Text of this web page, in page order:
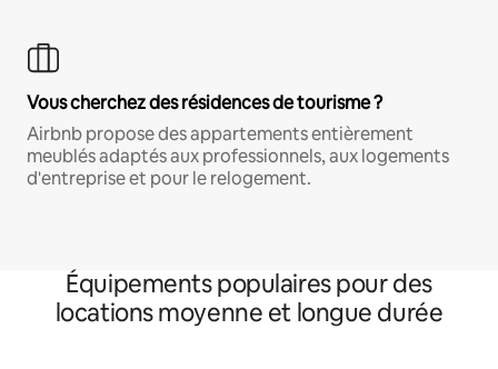
Vous cherchez des résidences de tourisme ?
Airbnb propose des appartements entièrement
meublés adaptés aux professionnels, aux logements
d'entreprise et pour le relogement.
Équipements populaires pour des
locations moyenne et longue durée